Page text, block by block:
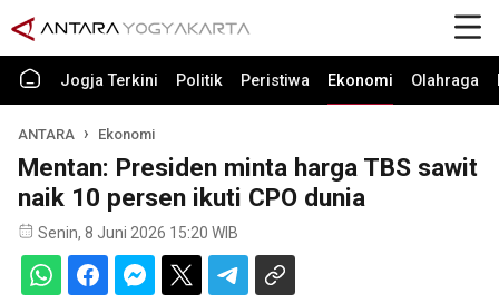
Jogja Terkini Politik Peristiwa Ekonomi Olahraga
ANTARA Ekonomi
Mentan: Presiden minta harga TBS sawit
naik 10 persen ikuti CPO dunia
Senin, 8 Juni 2026 15:20 WIB